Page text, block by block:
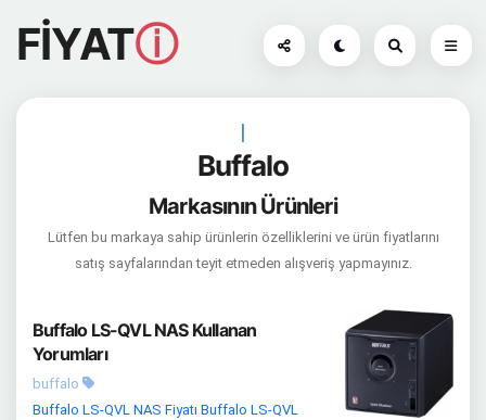
FİYATⓘ
|
Buffalo
Markasının Ürünleri
Lütfen bu markaya sahip ürünlerin özelliklerini ve ürün fiyatlarını
satış sayfalarından teyit etmeden alışveriş yapmayınız.
Buffalo LS-QVL NAS Kullanan
Yorumları
buffalo
Buffalo LS-QVL NAS Fiyatı Buffalo LS-QVL